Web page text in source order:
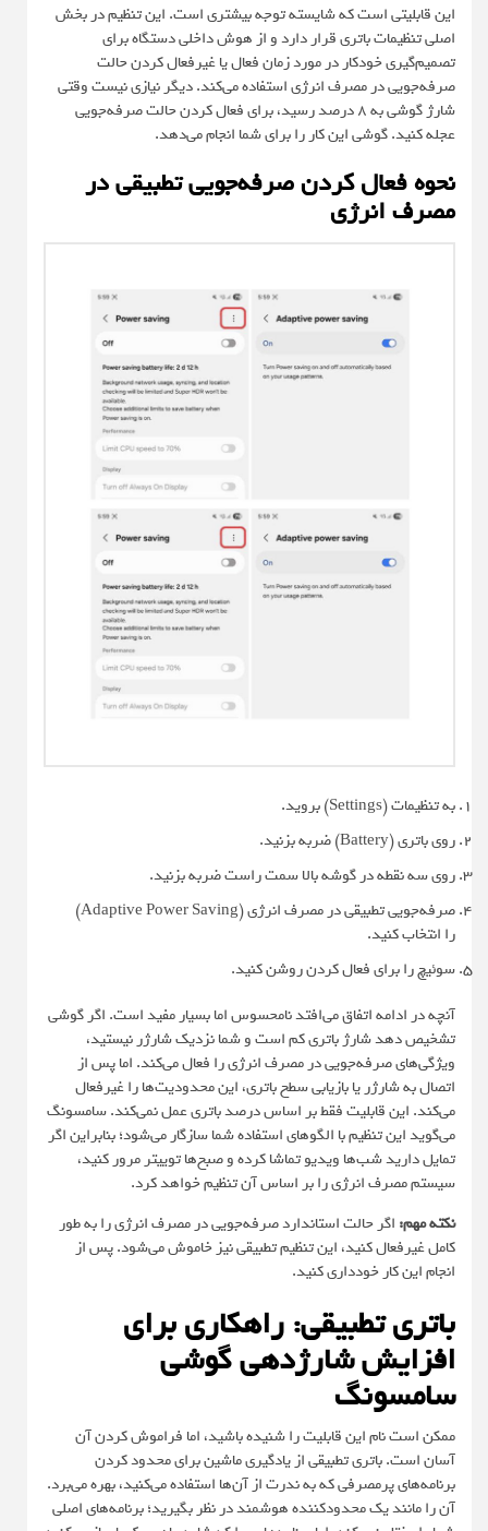
این قابلیتی است که شایسته توجه بیشتری است. این تنظیم در بخش
اصلی تنظیمات باتری قرار دارد و از هوش داخلی دستگاه برای
تصمیم‌گیری خودکار در مورد زمان فعال یا غیرفعال کردن حالت
صرفه‌جویی در مصرف انرژی استفاده می‌کند. دیگر نیازی نیست وقتی
شارژ گوشی به ۸ درصد رسید، برای فعال کردن حالت صرفه‌جویی
عجله کنید. گوشی این کار را برای شما انجام می‌دهد.
نحوه فعال کردن صرفه‌جویی تطبیقی در
مصرف انرژی
به تنظیمات (Settings) بروید.
روی باتری (Battery) ضربه بزنید.
روی سه نقطه در گوشه بالا سمت راست ضربه بزنید.
صرفه‌جویی تطبیقی در مصرف انرژی (Adaptive Power Saving)
را انتخاب کنید.
سوئیچ را برای فعال کردن روشن کنید.
آنچه در ادامه اتفاق می‌افتد نامحسوس اما بسیار مفید است. اگر گوشی
تشخیص دهد شارژ باتری کم است و شما نزدیک شارژر نیستید،
ویژگی‌های صرفه‌جویی در مصرف انرژی را فعال می‌کند. اما پس از
اتصال به شارژر یا بازیابی سطح باتری، این محدودیت‌ها را غیرفعال
می‌کند. این قابلیت فقط بر اساس درصد باتری عمل نمی‌کند. سامسونگ
می‌گوید این تنظیم با الگوهای استفاده شما سازگار می‌شود؛ بنابراین اگر
تمایل دارید شب‌ها ویدیو تماشا کرده و صبح‌ها توییتر مرور کنید،
سیستم مصرف انرژی را بر اساس آن تنظیم خواهد کرد.
نکته مهم: اگر حالت استاندارد صرفه‌جویی در مصرف انرژی را به طور
کامل غیرفعال کنید، این تنظیم تطبیقی نیز خاموش می‌شود. پس از
انجام این کار خودداری کنید.
باتری تطبیقی: راهکاری برای
افزایش شارژدهی گوشی
سامسونگ
ممکن است نام این قابلیت را شنیده باشید، اما فراموش کردن آن
آسان است. باتری تطبیقی از یادگیری ماشین برای محدود کردن
برنامه‌های پرمصرفی که به ندرت از آن‌ها استفاده می‌کنید، بهره می‌برد.
آن را مانند یک محدودکننده هوشمند در نظر بگیرید؛ برنامه‌های اصلی